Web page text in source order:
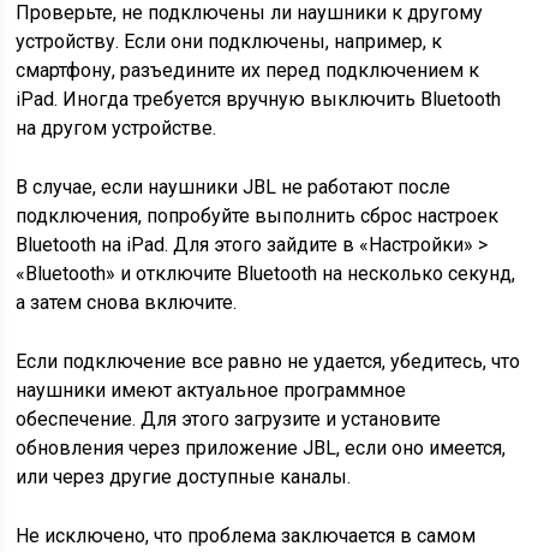
Проверьте, не подключены ли наушники к другому
устройству. Если они подключены, например, к
смартфону, разъедините их перед подключением к
iPad. Иногда требуется вручную выключить Bluetooth
на другом устройстве.
В случае, если наушники JBL не работают после
подключения, попробуйте выполнить сброс настроек
Bluetooth на iPad. Для этого зайдите в «Настройки» >
«Bluetooth» и отключите Bluetooth на несколько секунд,
а затем снова включите.
Если подключение все равно не удается, убедитесь, что
наушники имеют актуальное программное
обеспечение. Для этого загрузите и установите
обновления через приложение JBL, если оно имеется,
или через другие доступные каналы.
Не исключено, что проблема заключается в самом